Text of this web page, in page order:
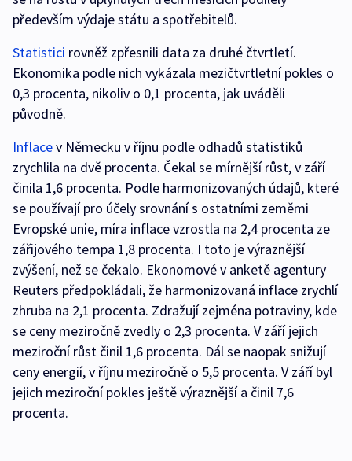
především výdaje státu a spotřebitelů.
Statistici rovněž zpřesnili data za druhé čtvrtletí.
Ekonomika podle nich vykázala mezičtvrtletní pokles o
0,3 procenta, nikoliv o 0,1 procenta, jak uváděli
původně.
Inflacev Německu v říjnu podle odhadů statistiků
zrychlila na dvě procenta. Čekal se mírnější růst, v září
činila 1,6 procenta. Podle harmonizovaných údajů, které
se používají pro účely srovnání s ostatními zeměmi
Evropské unie, míra inflace vzrostla na 2,4 procenta ze
zářijového tempa 1,8 procenta. I toto je výraznější
zvýšení, než se čekalo. Ekonomové v anketě agentury
Reuters předpokládali, že harmonizovaná inflace zrychlí
zhruba na 2,1 procenta. Zdražují zejména potraviny, kde
se ceny meziročně zvedly o 2,3 procenta. V září jejich
meziroční růst činil 1,6 procenta. Dál se naopak snižují
ceny energií, v říjnu meziročně o 5,5 procenta. V září byl
jejich meziroční pokles ještě výraznější a činil 7,6
procenta.